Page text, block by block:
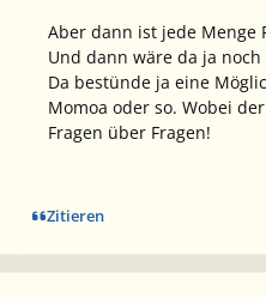
Aber dann ist jede Menge
Und dann wäre da ja
Da bestünde ja eine
Momoa oder so. Wobei
Fragen über Fragen!
Zitieren